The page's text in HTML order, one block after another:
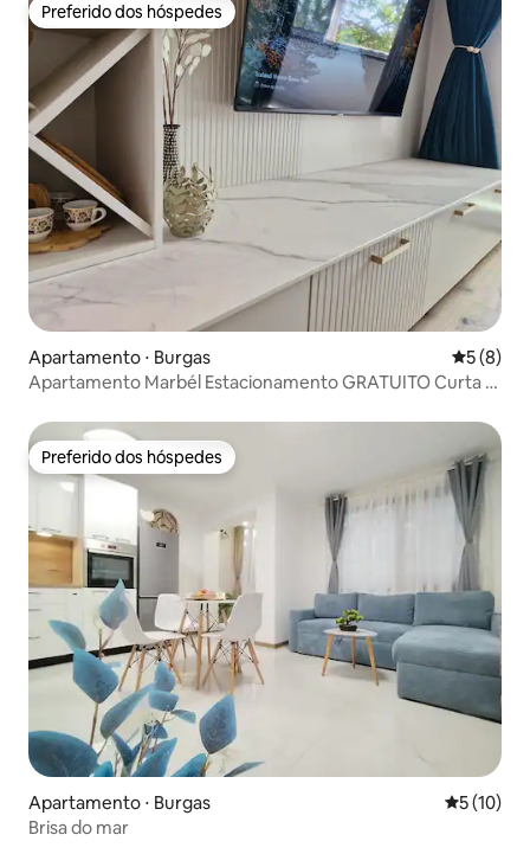
Preferido dos hóspedes
Preferido dos hóspedes
Apartamento ⋅ Burgas 5 de
5 (8)
Apartamento Marbél Estacionamento GRATUITO Curta e
Preferido dos hóspedes
Preferido dos hóspedes
Apartamento ⋅ Burgas 5 de uma
5 (10)
Brisa do mar